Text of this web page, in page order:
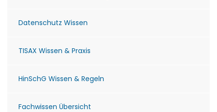
Datenschutz Wissen
TISAX Wissen & Praxis
HinSchG Wissen & Regeln
Fachwissen Übersicht